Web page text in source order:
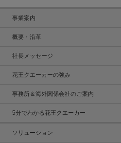
事業案内
概要・沿革
社長メッセージ
花王クエーカーの強み
事務所＆海外関係会社のご案内
5分でわかる花王クエーカー
ソリューション